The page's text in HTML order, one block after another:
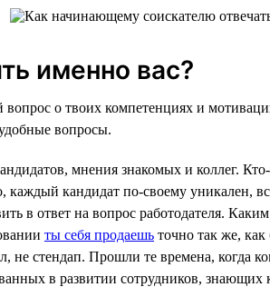
именно вас?
о твоих компетенциях и
вопросы.
мнения знакомых и коллег.
каждый кандидат по-своему уникален,
в ответ на вопрос работодателя.
ты себя продаешь точно так же, как
не стендап. Прошли те времена,
в развитии сотрудников, знающих